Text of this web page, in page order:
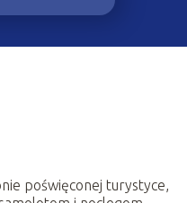
poświęconej turystyce,